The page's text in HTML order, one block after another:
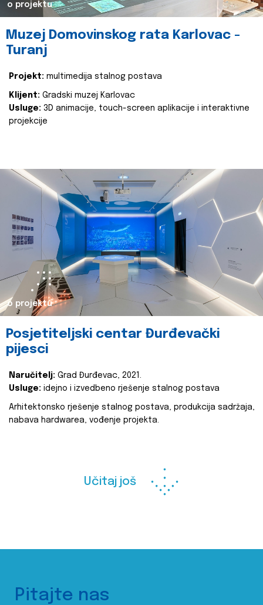
o projektu
Muzej Domovinskog rata Karlovac -
Turanj
Projekt: multimedija stalnog postava
Klijent: Gradski muzej Karlovac
Usluge: 3D animacije, touch-screen aplikacije i interaktivne
projekcije
o projektu
Posjetiteljski centar Đurđevački
pijesci
Naručitelj: Grad Đurđevac, 2021.
Usluge: idejno i izvedbeno rješenje stalnog postava
Arhitektonsko rješenje stalnog postava, produkcija sadržaja,
nabava hardwarea, vođenje projekta.
Učitaj još
Pitajte nas